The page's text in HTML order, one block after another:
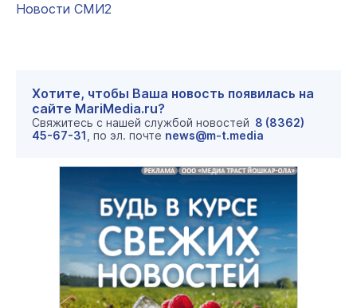
Новости СМИ2
Хотите, чтобы Ваша новость появилась на
сайте MariMedia.ru?
Свяжитесь с нашей службой новостей 8 (8362)
45-67-31 , по эл. почте news@m-t.media